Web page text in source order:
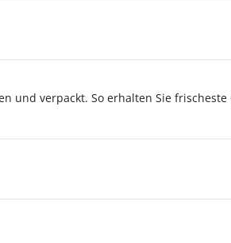
und verpackt. So erhalten Sie